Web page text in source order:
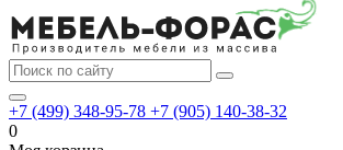
+7 (499) 348-95-78 +7 (905) 140-38-32
0